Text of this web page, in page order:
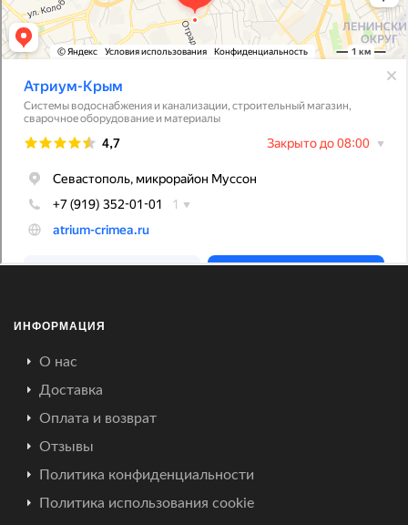
ИНФОРМАЦИЯ
О нас
Доставка
Оплата и возврат
Отзывы
Политика конфиденциальности
Политика использования cookie